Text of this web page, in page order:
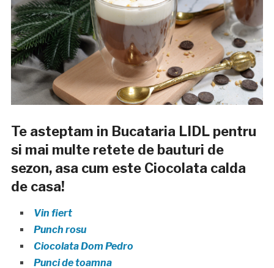
Te asteptam in Bucataria LIDL pentru
si mai multe retete de bauturi de
sezon, asa cum este Ciocolata calda
de casa!
Vin fiert
Punch rosu
Ciocolata Dom Pedro
Punci de toamna